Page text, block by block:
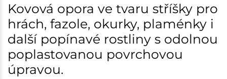
Kovová opora ve tvaru stříšky pro
hrách, fazole, okurky, plaménky i
další popínavé rostliny s odolnou
poplastovanou povrchovou
úpravou.